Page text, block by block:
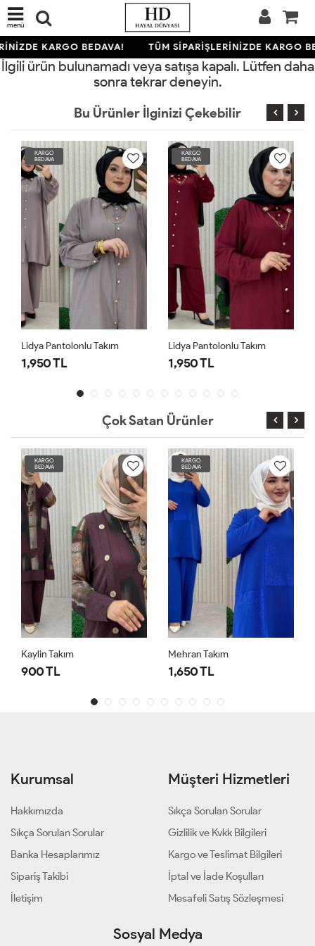
menü
KARGO BEDAVA! TÜM SİPARİŞLERİNİZDE KARGO
İlgili ürün bulunamadı veya satışa kapalı. Lütfen daha
sonra tekrar deneyin.
Bu Ürünler İlginizi Çekebilir
KARGO
BEDAVA
Lidya Pantolonlu Takım
1,950 TL
KARGO
BEDAVA
Lidya Pantolonlu Takım
1,950 TL
Çok Satan Ürünler
KARGO
BEDAVA
Kaylin Takım
900 TL
KARGO
BEDAVA
Mehran Takım
1,650 TL
Kurumsal
Hakkımızda
Sıkça Sorulan Sorular
Banka Hesaplarımız
Sipariş Takibi
İletişim
Müşteri Hizmetleri
Sıkça Sorulan Sorular
Gizlilik ve Kvkk Bilgileri
Kargo ve Teslimat Bilgileri
İptal ve İade Koşulları
Mesafeli Satış Sözleşmesi
Sosyal Medya